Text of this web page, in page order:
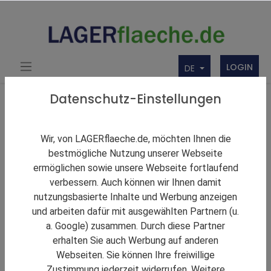
DE LOGIN
Themen Rund um Lager und LAGERflaeche.de
Datenschutz-Einstellungen
Wir, von LAGERflaeche.de, möchten Ihnen die
bestmögliche Nutzung unserer Webseite
ermöglichen sowie unsere Webseite fortlaufend
verbessern. Auch können wir Ihnen damit
nutzungsbasierte Inhalte und Werbung anzeigen
und arbeiten dafür mit ausgewählten Partnern (u.
a. Google) zusammen. Durch diese Partner
erhalten Sie auch Werbung auf anderen
Webseiten. Sie können Ihre freiwillige